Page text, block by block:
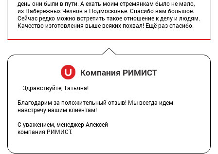
день они были в пути. А ехать моим стремянкам было не мало,
из Набережных Челнов в Подмосковье. Спасибо вам большое.
Сейчас редко можно встретить такое отношение к делу и людям.
Качество изготовления выше всяких похвал! Ещё раз спасибо.
Компания РИМИСТ
Здравствуйте, Татьяна!
Благодарим за положительный отзыв! Мы всегда идем
навстречу нашим клиентам!
С уважением, менеджер Алексей
компания РИМИСТ.